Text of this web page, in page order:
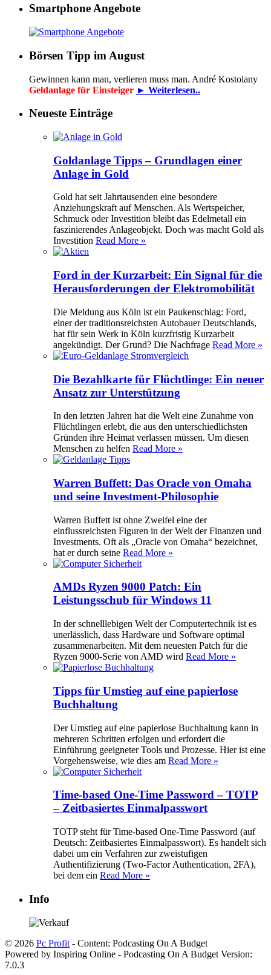
Smartphone Angebote
Börsen Tipp im August
Gewinnen kann man, verlieren muss man. André Kostolany
Geldanlage für Einsteiger ► Weiterlesen..
Neueste Einträge
Goldanlage Tipps – Grundlagen einer
Anlage in Gold
Gold hat seit Jahrtausenden eine besondere
Anziehungskraft auf Menschen. Als Wertspeicher,
Schmuck oder Investition bleibt das Edelmetall ein
faszinierendes Anlageobjekt. Doch was macht Gold als
Investition Read More »
Ford in der Kurzarbeit: Ein Signal für die
Herausforderungen der Elektromobilität
Die Meldung aus Köln ist ein Paukenschlag: Ford,
einer der traditionsreichsten Autobauer Deutschlands,
hat für sein Werk in Köln kurzfristig Kurzarbeit
angekündigt. Der Grund? Die Nachfrage Read More »
Die Bezahlkarte für Flüchtlinge: Ein neuer
Ansatz zur Unterstützung
In den letzten Jahren hat die Welt eine Zunahme von
Flüchtlingen erlebt, die aus den unterschiedlichsten
Gründen ihre Heimat verlassen müssen. Um diesen
Menschen zu helfen Read More »
Warren Buffett: Das Oracle von Omaha
und seine Investment-Philosophie
Warren Buffett ist ohne Zweifel eine der
einflussreichsten Figuren in der Welt der Finanzen und
Investments. Oft als „Oracle von Omaha“ bezeichnet,
hat er durch seine Read More »
AMDs Ryzen 9000 Patch: Ein
Leistungsschub für Windows 11
In der schnelllebigen Welt der Computertechnik ist es
unerlässlich, dass Hardware und Software optimal
zusammenarbeiten. Mit dem neuesten Patch für die
Ryzen 9000-Serie von AMD wird Read More »
Tipps für Umstieg auf eine papierlose
Buchhaltung
Der Umstieg auf eine papierlose Buchhaltung kann in
mehreren Schritten erfolgen und erfordert die
Einführung geeigneter Tools und Prozesse. Hier ist eine
Vorgehensweise, wie dies am Read More »
Time-based One-Time Password – TOTP
– Zeitbasiertes Einmalpasswort
TOTP steht für Time-based One-Time Password (auf
Deutsch: Zeitbasiertes Einmalpasswort). Es handelt sich
dabei um ein Verfahren zur zweistufigen
Authentifizierung (Two-Factor Authentication, 2FA),
bei dem ein Read More »
Info
© 2026 Pc Profit - Content: Podcasting On A Budget
Powered by Inspiring Online - Podcasting On A Budget Version:
7.0.3